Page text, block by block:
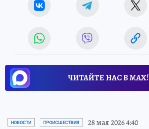
ЧИТАЙТЕ НАС В МАХ!
НОВОСТИ ПРОИСШЕСТВИЯ 28 мая 2026 4:40